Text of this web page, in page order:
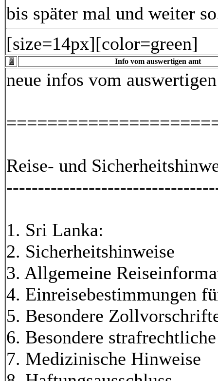
bis später mal und weiter
[size=14px][color=green]
Info vom auswertigen amt
neue infos vom
Reise- und
1. Sri Lanka:
2. Sicherheitshinweise
3. Allgemeine
4. Einreisebestimmungen
5. Besondere
6. Besondere
7. Medizinische Hinweise